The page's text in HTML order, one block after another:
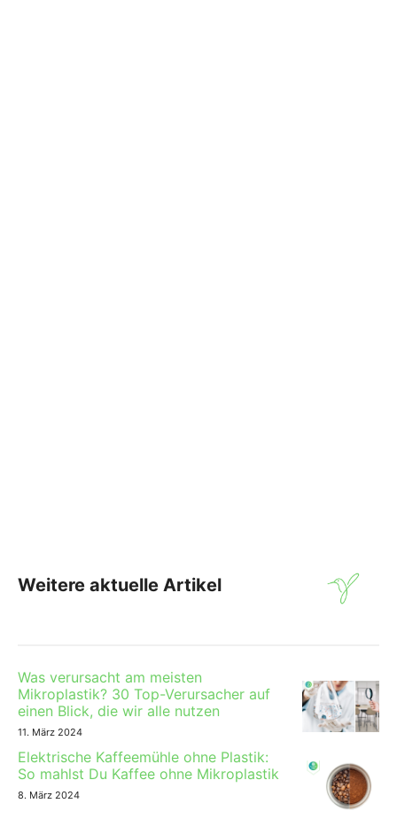
Weitere aktuelle Artikel
Was verursacht am meisten
Mikroplastik? 30 Top-Verursacher auf
einen Blick, die wir alle nutzen
11. März 2024
Elektrische Kaffeemühle ohne Plastik:
So mahlst Du Kaffee ohne Mikroplastik
8. März 2024